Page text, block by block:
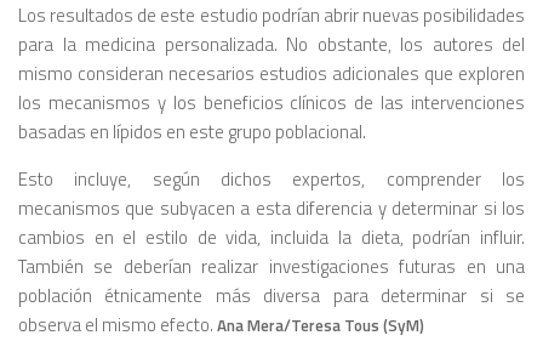
Los resultados de este estudio podrían abrir nuevas posibilidades
para la medicina personalizada. No obstante, los autores del
mismo consideran necesarios estudios adicionales que exploren
los mecanismos y los beneficios clínicos de las intervenciones
basadas en lípidos en este grupo poblacional.
Esto incluye, según dichos expertos, comprender los
mecanismos que subyacen a esta diferencia y determinar si los
cambios en el estilo de vida, incluida la dieta, podrían influir.
También se deberían realizar investigaciones futuras en una
población étnicamente más diversa para determinar si se
observa el mismo efecto. Ana Mera/Teresa Tous (SyM)